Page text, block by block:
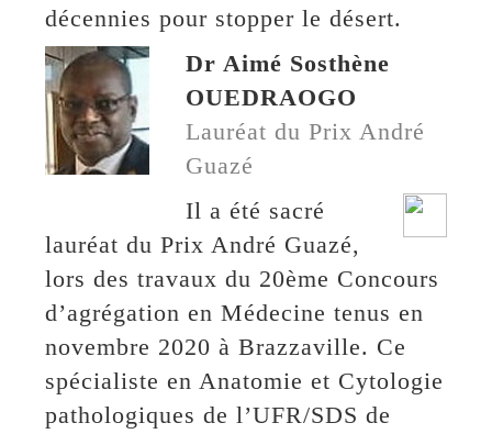
décennies pour stopper le désert.
Dr Aimé Sosthène
OUEDRAOGO
Lauréat du Prix André
Guazé
Il a été sacré
lauréat du Prix André Guazé,
lors des travaux du 20ème Concours
d’agrégation en Médecine tenus en
novembre 2020 à Brazzaville. Ce
spécialiste en Anatomie et Cytologie
pathologiques de l’UFR/SDS de